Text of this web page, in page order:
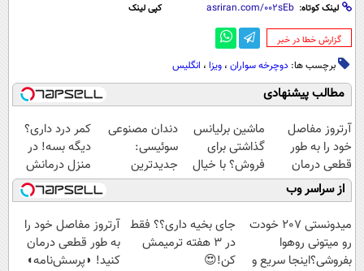
لینک کوتاه: کپی لینک
‌گزارش خطا در خبر
برچسب ها: دوچرخه سواران ، ویزا ، انگلیس
مطالب پیشنهادی
آرتروز مفاصل
خود را به طور
قطعی درمان
کنید!
◗پرسش‌نامه◖
ماشین برلیانس
گذاشتی برای
فروش؟ با خیال
راحت بفروش
دندان مصنوعی
سوئیسی:
جدیدترین
فناوری اروپا،
سبک و مقاوم |
پرداخت قسطی
کمر درد داری؟
دیگه بسه! در
منزل درمانش
کن
(◀پرسش‌نامه)
از سراسر وب
میدونستی 207 خودت
رو میتونی روهوا
بفروشی؟اینجا سریع و
جای بخیه داری؟؟ فقط
در 3 هفته ترمیمش
کن!😍
آرتروز مفاصل خود را
به طور قطعی درمان
کنید! ◗پرسش‌نامه◖